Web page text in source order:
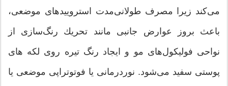
می‌كند زیرا مصرف طولانی‌مدت استروییدهای موضعی،
باعث بروز عوارض جانبی مانند تحریك رنگ‌سازی از
نواحی فولیكول‌های مو و ایجاد رنگ تیره روی لکه های
پوستی سفید می‌شود. نوردرمانی یا فوتوتراپی موضعی یا